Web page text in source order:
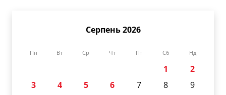
Серпень 2026
Пн Вт Ср Чт Пт Сб Нд
1
2
3
4 5 6 7 8
9